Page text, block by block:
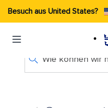
Besuch aus United States?
Wie können wir